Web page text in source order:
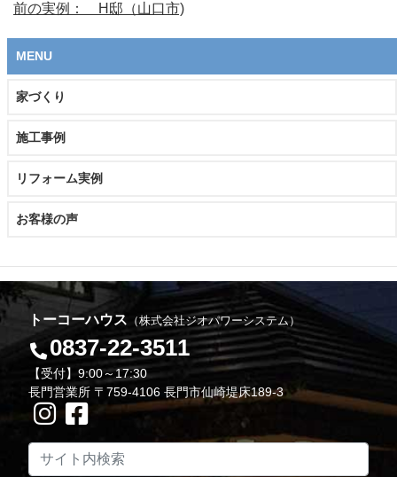
前の実例： H邸（山口市)
MENU
家づくり
施工事例
リフォーム実例
お客様の声
トーコーハウス （株式会社ジオパワーシステム）
0837-22-3511
【受付】9:00～17:30
長門営業所 〒759-4106 長門市仙崎堤床189-3